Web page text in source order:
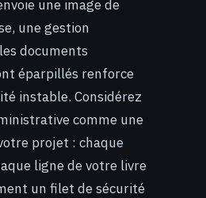
une image de
une gestion
documents
éparpillés renforce
instable. Considérez
comme une
projet : chaque
ligne de votre livre
un filet de sécurité